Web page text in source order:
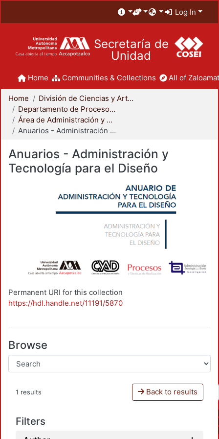
Log In
Secretaría de
Unidad
Home Communities & Collections All of
Home
División de Ciencias y Artes para el Diseño
Departamento de Procesos y Técnicas de Realización
Área de Administración y Tecnología para el Diseño
Anuarios - Administración y Tecnología para el Diseño
Anuarios - Administración y
Tecnología para el Diseño
Permanent URI for this collection
https://hdl.handle.net/11191/5870
Browse
1 results Back to results
Filters